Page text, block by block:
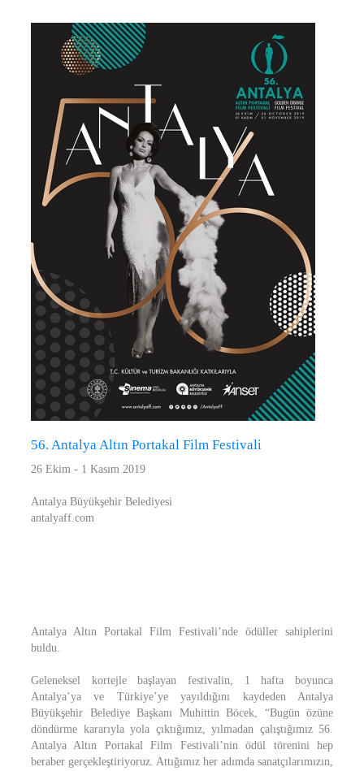
56. Antalya Altın Portakal Film Festivali
26 Ekim - 1 Kasım 2019
Antalya Büyükşehir Belediyesi
antalyaff.com
Antalya Altın Portakal Film Festivali’nde ödüller sahiplerini
buldu.
Geleneksel kortejle başlayan festivalin, 1 hafta boyunca
Antalya’ya ve Türkiye’ye yayıldığını kaydeden Antalya
Büyükşehir Belediye Başkanı Muhittin Böcek, “Bugün özüne
döndürme kararıyla yola çıktığımız, yılmadan çalıştığımız 56.
Antalya Altın Portakal Film Festivali’nin ödül törenini hep
beraber gerçekleştiriyoruz. Attığımız her adımda sanatçılarımızın,